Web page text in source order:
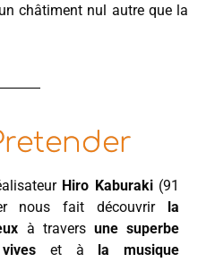
châtiment nul autre que la
Hiro Kaburaki(91
nous fait découvrir
la
à travers une superbe
et à
la musique